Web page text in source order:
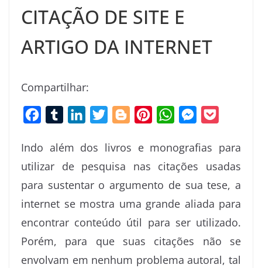
CITAÇÃO DE SITE E
ARTIGO DA INTERNET
Compartilhar:
c
e
b
o
o
k
m
b
l
r
n
k
e
d
I
n
i
t
t
e
r
o
g
g
e
r
n
e
r
e
s
t
W
a
t
s
A
p
p
M
s
s
e
n
g
r
c
k
e
t
Indo além dos livros e monografias para
utilizar de pesquisa nas citações usadas
para sustentar o argumento de sua tese, a
internet se mostra uma grande aliada para
encontrar conteúdo útil para ser utilizado.
Porém, para que suas citações não se
envolvam em nenhum problema autoral, tal